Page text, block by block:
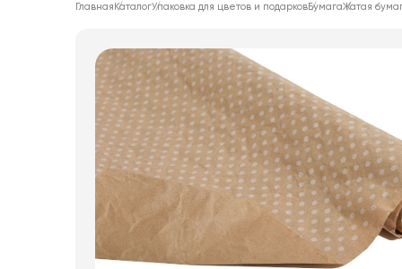
Корзины и плетеные изделия
Коробки для цветов
Декор для дома
Лента
Товары для флористов
Пакеты для цветов и подарков
Главная КаталогУпаковка для цветов и подарковБумагаЖатая